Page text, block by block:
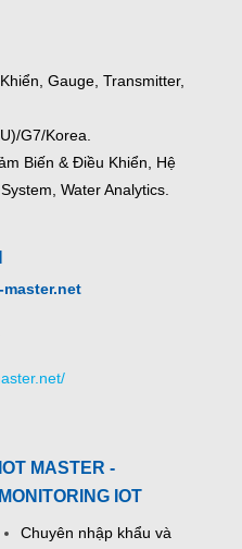
Gauge, Transmitter,
G7/Korea.
Biến & Điều Khiển, Hệ
Water Analytics.
IOT MASTER -
MONITORING IOT
Chuyên nhập khẩu và